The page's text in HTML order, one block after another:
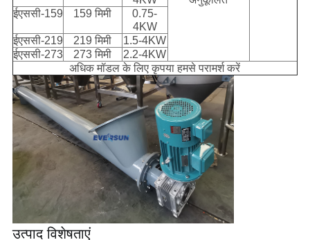
ईएससी-159 159 मिमी
0.75-
4KW
ईएससी-219
219 मिमी
1.5-4KW
ईएससी-273
273 मिमी
2.2-4KW
अधिक मॉडल के लिए कृपया हमसे परामर्श करें
उत्पाद विशेषताएं